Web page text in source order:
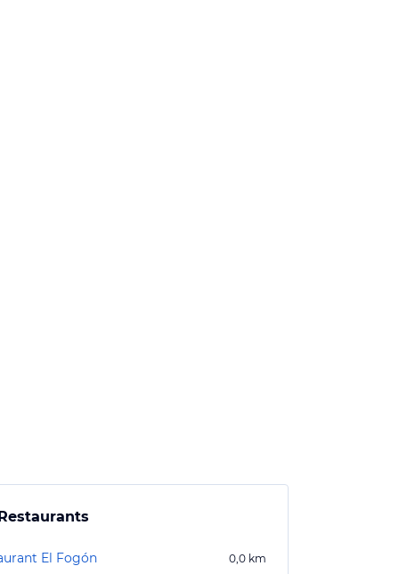
El Fogón 0,0 km